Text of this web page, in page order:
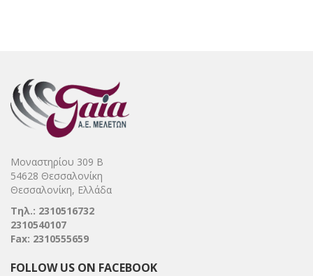
Μοναστηρίου 309 Β
54628 Θεσσαλονίκη
Θεσσαλονίκη, Ελλάδα
Τηλ.: 2310516732
2310540107
Fax: 2310555659
FOLLOW US ON FACEBOOK